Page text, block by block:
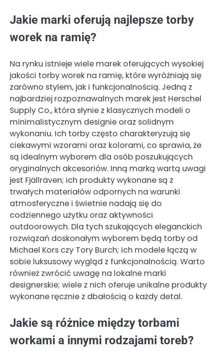
Jakie marki oferują najlepsze torby
worek na ramię?
Na rynku istnieje wiele marek oferujących wysokiej
jakości torby worek na ramię, które wyróżniają się
zarówno stylem, jak i funkcjonalnością. Jedną z
najbardziej rozpoznawalnych marek jest Herschel
Supply Co., która słynie z klasycznych modeli o
minimalistycznym designie oraz solidnym
wykonaniu. Ich torby często charakteryzują się
ciekawymi wzorami oraz kolorami, co sprawia, że
są idealnym wyborem dla osób poszukujących
oryginalnych akcesoriów. Inną marką wartą uwagi
jest Fjällräven; ich produkty wykonane są z
trwałych materiałów odpornych na warunki
atmosferyczne i świetnie nadają się do
codziennego użytku oraz aktywności
outdoorowych. Dla tych szukających eleganckich
rozwiązań doskonałym wyborem będą torby od
Michael Kors czy Tory Burch; ich modele łączą w
sobie luksusowy wygląd z funkcjonalnością. Warto
również zwrócić uwagę na lokalne marki
designerskie; wiele z nich oferuje unikalne produkty
wykonane ręcznie z dbałością o każdy detal.
Jakie są różnice między torbami
workami a innymi rodzajami toreb?